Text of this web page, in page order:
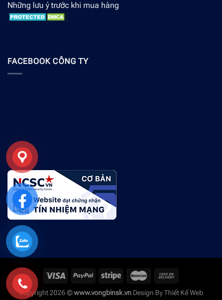
Những lưu ý trước khi mua hàng
FACEBOOK CÔNG TY
Copyright 2026 ©www.vongbinsk.vn Design ByThiết Kế Web